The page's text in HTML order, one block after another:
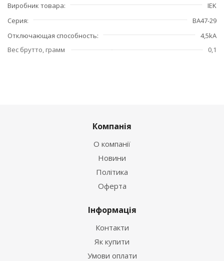
Виробник товара
IEK
Серия
ВА47-29
Отключающая способность
4,5kA
Вес брутто, грамм
0,1
Компанія
О компанії
Новини
Політика
Оферта
Інформація
Контакти
Як купити
Умови оплати